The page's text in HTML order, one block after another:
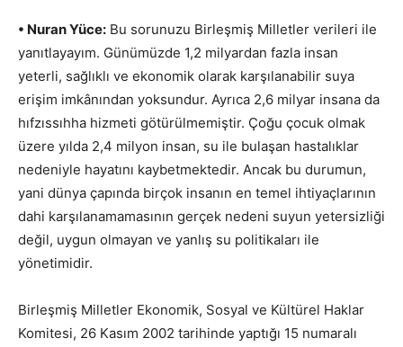
• Nuran Yüce: Bu sorunuzu Birleşmiş Milletler verileri ile
yanıtlayayım. Günümüzde 1,2 milyardan fazla insan
yeterli, sağlıklı ve ekonomik olarak karşılanabilir suya
erişim imkânından yoksundur. Ayrıca 2,6 milyar insana da
hıfzıssıhha hizmeti götürülmemiştir. Çoğu çocuk olmak
üzere yılda 2,4 milyon insan, su ile bulaşan hastalıklar
nedeniyle hayatını kaybetmektedir. Ancak bu durumun,
yani dünya çapında birçok insanın en temel ihtiyaçlarının
dahi karşılanamamasının gerçek nedeni suyun yetersizliği
değil, uygun olmayan ve yanlış su politikaları ile
yönetimidir.
Birleşmiş Milletler Ekonomik, Sosyal ve Kültürel Haklar
Komitesi, 26 Kasım 2002 tarihinde yaptığı 15 numaralı